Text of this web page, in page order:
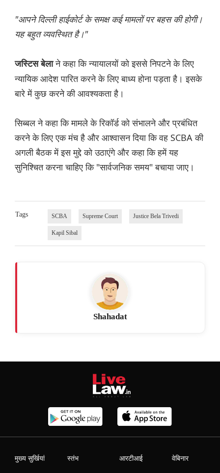
"आपने दिल्ली हाईकोर्ट के समक्ष कई मामलों पर बहस की होगी।
यह बहुत व्यवस्थित है।"
जस्टिस बेलाने कहा कि न्यायालयों को इससे निपटने के लिए
न्यायिक आदेश पारित करने के लिए बाध्य होना पड़ता है। इसके
बारे में कुछ करने की आवश्यकता है।
सिब्बल ने कहा कि मामले के रिकॉर्ड को संभालने और प्रबंधित
करने के लिए एक मंच है और आश्वासन दिया कि वह SCBA की
अगली बैठक में इस मुद्दे को उठाएंगे और कहा कि हमें यह
सुनिश्चित करना चाहिए कि "सार्वजनिक समय" बचाया जाए।
Tags SCBA Supreme Court Justice Bela Trivedi
Kapil Sibal
Shahadat
मुख्य सुर्खियां स्तंभ आरटीआई वेबिनार